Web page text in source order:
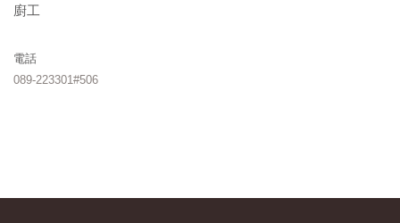
廚工
電話
089-223301#506